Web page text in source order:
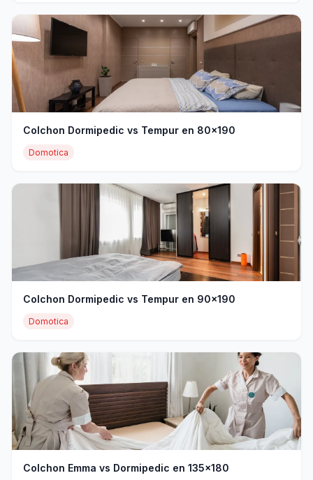
Colchon Dormipedic vs Tempur en 80x190
Domotica
Colchon Dormipedic vs Tempur en 90x190
Domotica
Colchon Emma vs Dormipedic en 135x180